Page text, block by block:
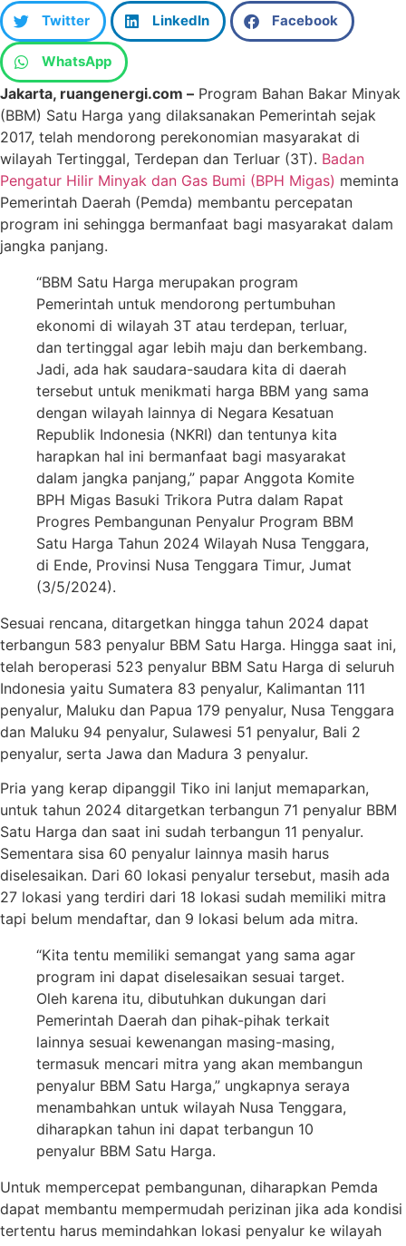
Twitter LinkedIn Facebook
WhatsApp
Jakarta, ruangenergi.com – Program Bahan Bakar Minyak
(BBM) Satu Harga yang dilaksanakan Pemerintah sejak
2017, telah mendorong perekonomian masyarakat di
wilayah Tertinggal, Terdepan dan Terluar (3T). Badan
Pengatur Hilir Minyak dan Gas Bumi (BPH Migas) meminta
Pemerintah Daerah (Pemda) membantu percepatan
program ini sehingga bermanfaat bagi masyarakat dalam
jangka panjang.
“BBM Satu Harga merupakan program
Pemerintah untuk mendorong pertumbuhan
ekonomi di wilayah 3T atau terdepan, terluar,
dan tertinggal agar lebih maju dan berkembang.
Jadi, ada hak saudara-saudara kita di daerah
tersebut untuk menikmati harga BBM yang sama
dengan wilayah lainnya di Negara Kesatuan
Republik Indonesia (NKRI) dan tentunya kita
harapkan hal ini bermanfaat bagi masyarakat
dalam jangka panjang,” papar Anggota Komite
BPH Migas Basuki Trikora Putra dalam Rapat
Progres Pembangunan Penyalur Program BBM
Satu Harga Tahun 2024 Wilayah Nusa Tenggara,
di Ende, Provinsi Nusa Tenggara Timur, Jumat
(3/5/2024).
Sesuai rencana, ditargetkan hingga tahun 2024 dapat
terbangun 583 penyalur BBM Satu Harga. Hingga saat ini,
telah beroperasi 523 penyalur BBM Satu Harga di seluruh
Indonesia yaitu Sumatera 83 penyalur, Kalimantan 111
penyalur, Maluku dan Papua 179 penyalur, Nusa Tenggara
dan Maluku 94 penyalur, Sulawesi 51 penyalur, Bali 2
penyalur, serta Jawa dan Madura 3 penyalur.
Pria yang kerap dipanggil Tiko ini lanjut memaparkan,
untuk tahun 2024 ditargetkan terbangun 71 penyalur BBM
Satu Harga dan saat ini sudah terbangun 11 penyalur.
Sementara sisa 60 penyalur lainnya masih harus
diselesaikan. Dari 60 lokasi penyalur tersebut, masih ada
27 lokasi yang terdiri dari 18 lokasi sudah memiliki mitra
tapi belum mendaftar, dan 9 lokasi belum ada mitra.
“Kita tentu memiliki semangat yang sama agar
program ini dapat diselesaikan sesuai target.
Oleh karena itu, dibutuhkan dukungan dari
Pemerintah Daerah dan pihak-pihak terkait
lainnya sesuai kewenangan masing-masing,
termasuk mencari mitra yang akan membangun
penyalur BBM Satu Harga,” ungkapnya seraya
menambahkan untuk wilayah Nusa Tenggara,
diharapkan tahun ini dapat terbangun 10
penyalur BBM Satu Harga.
Untuk mempercepat pembangunan, diharapkan Pemda
dapat membantu mempermudah perizinan jika ada kondisi
tertentu harus memindahkan lokasi penyalur ke wilayah